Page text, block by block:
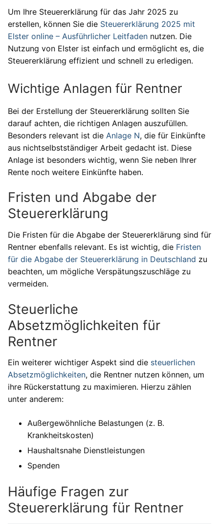
Um Ihre Steuererklärung für das Jahr 2025 zu
erstellen, können Sie die Steuererklärung 2025 mit
Elster online – Ausführlicher Leitfaden nutzen. Die
Nutzung von Elster ist einfach und ermöglicht es, die
Steuererklärung effizient und schnell zu erledigen.
Wichtige Anlagen für Rentner
Bei der Erstellung der Steuererklärung sollten Sie
darauf achten, die richtigen Anlagen auszufüllen.
Besonders relevant ist die Anlage N, die für Einkünfte
aus nichtselbstständiger Arbeit gedacht ist. Diese
Anlage ist besonders wichtig, wenn Sie neben Ihrer
Rente noch weitere Einkünfte haben.
Fristen und Abgabe der
Steuererklärung
Die Fristen für die Abgabe der Steuererklärung sind für
Rentner ebenfalls relevant. Es ist wichtig, die Fristen
für die Abgabe der Steuererklärung in Deutschland zu
beachten, um mögliche Verspätungszuschläge zu
vermeiden.
Steuerliche
Absetzmöglichkeiten für
Rentner
Ein weiterer wichtiger Aspekt sind die steuerlichen
Absetzmöglichkeiten, die Rentner nutzen können, um
ihre Rückerstattung zu maximieren. Hierzu zählen
unter anderem:
Außergewöhnliche Belastungen (z. B.
Krankheitskosten)
Haushaltsnahe Dienstleistungen
Spenden
Häufige Fragen zur
Steuererklärung für Rentner